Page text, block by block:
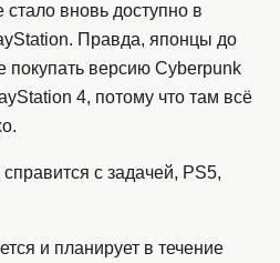
вновь доступно в
Правда, японцы до
покупать версию Cyberpunk
4, потому что там всё
с задачей, PS5,
и планирует в течение